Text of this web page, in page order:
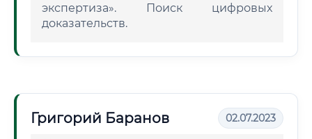
экспертиза». Поиск цифровых
доказательств.
Григорий Баранов 02.07.2023